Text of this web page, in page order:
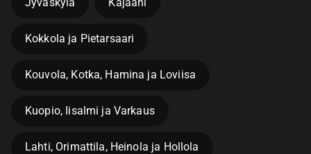
Kokkola ja Pietarsaari
Kouvola, Kotka, Hamina ja Loviisa
Kuopio, Iisalmi ja Varkaus
Lahti, Orimattila, Heinola ja Hollola